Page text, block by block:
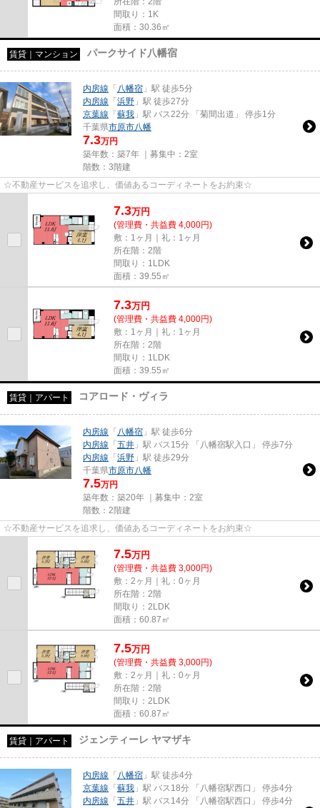
間取り：1K
面積：30.36㎡
賃貸｜マンション パークサイド八幡宿
内房線 「 八幡宿 」駅 徒歩5分
内房線 「 浜野 」駅 徒歩27分
京葉線 「 蘇我 」駅 バス22分 「菊間出道」 停歩1分
千葉県市原市八幡
7.3万円
築年数：築7年 ｜募集中： 2室
階数：3階建
☆不動産サービスを追求し、価値あるコーディネートをお約束☆
7.3万円
(管理費・共益費 4,000円)
敷：1ヶ月｜礼：1ヶ月
所在階：2階
間取り：1LDK
面積：39.55㎡
7.3万円
(管理費・共益費 4,000円)
敷：1ヶ月｜礼：1ヶ月
所在階：2階
間取り：1LDK
面積：39.55㎡
賃貸｜アパート コアロード・ヴィラ
内房線 「 八幡宿 」駅 徒歩6分
内房線 「 五井 」駅 バス15分 「八幡宿駅入口」 停歩7分
内房線 「 浜野 」駅 徒歩29分
千葉県市原市八幡
7.5万円
築年数：築20年 ｜募集中： 2室
階数：2階建
☆不動産サービスを追求し、価値あるコーディネートをお約束☆
7.5万円
(管理費・共益費 3,000円)
敷：2ヶ月｜礼：0ヶ月
所在階：2階
間取り：2LDK
面積：60.87㎡
7.5万円
(管理費・共益費 3,000円)
敷：2ヶ月｜礼：0ヶ月
所在階：2階
間取り：2LDK
面積：60.87㎡
賃貸｜アパート ジェンティーレ ヤマザキ
内房線 「 八幡宿 」駅 徒歩4分
京葉線 「 蘇我 」駅 バス18分 「八幡宿駅西口」 停歩4分
内房線 「 五井 」駅 バス14分 「八幡宿駅西口」 停歩4分